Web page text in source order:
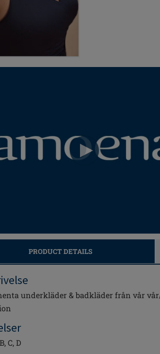
PRODUCT DETAILS
underkläder & badkläder från vår
C, D